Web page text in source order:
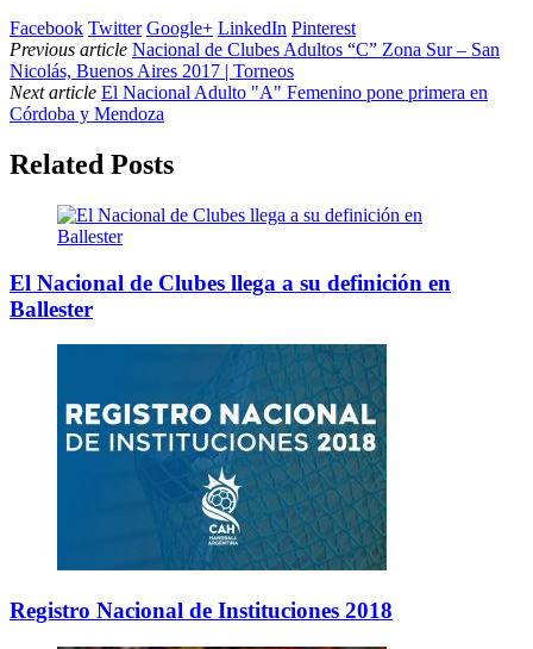
Facebook Twitter Google+ LinkedIn Pinterest
Previous article Nacional de Clubes Adultos “C” Zona Sur – San
Nicolás, Buenos Aires 2017 | Torneos
Next article El Nacional Adulto "A" Femenino pone primera en
Córdoba y Mendoza
Related Posts
El Nacional de Clubes llega a su definición en
Ballester
Registro Nacional de Instituciones 2018